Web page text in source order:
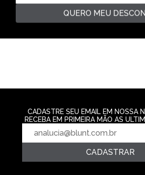
QUERO MEU
CADASTRE SEU EMAIL EM NOSSA
RECEBA EM PRIMEIRA MÃO AS
CADASTRAR